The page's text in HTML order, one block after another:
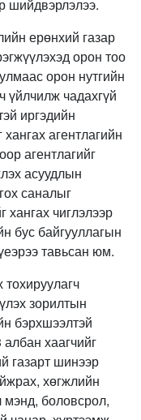
шийдвэрлэлээ.
ерөнхий газар
орон тоо
орон нутгийн
үйлчилж чадахгүй
иргэдийн
агентлагийн
агентлагийг
асуудлын
саналыг
хангах чиглэлээр
бус байгууллагын
тавьсан юм.
зорилтын
бэрхшээлтэй
хаагчийг
газарт шинээр
хөгжлийн
мэнд, боловсрол,